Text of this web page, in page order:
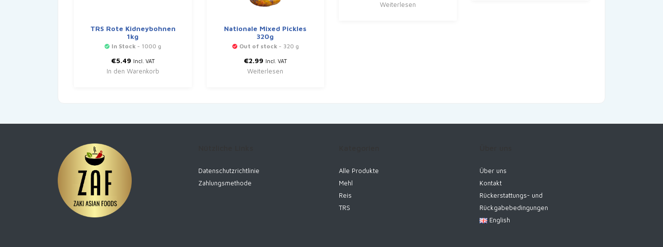
TRS Rote Kidneybohnen
1kg
In Stock - 1000 g
€5.49 Incl. VAT
In den Warenkorb
Nationale Mixed Pickles
320g
Out of stock- 320 g
€2.99 Incl. VAT
Weiterlesen
Weiterlesen
Datenschutzrichtlinie
Zahlungsmethode
Alle Produkte
Mehl
Reis
TRS
Über uns
Kontakt
Rückerstattungs- und
Rückgabebedingungen
English